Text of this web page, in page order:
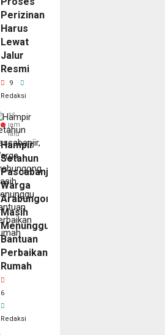
Perizinan
Harus
Lewat
Jalur
Resmi
9
Redaksi
15
jam
lalu
Hampir
Setahun
Pascabanjir,
Warga
Arabungong
Masih
Menunggu
Bantuan
Perbaikan
Rumah
6
Redaksi